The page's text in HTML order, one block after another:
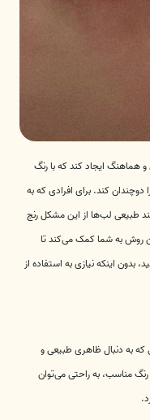
هماهنگ ایجاد کند که با رنگ
کند. برای افرادی که به
طبیعی لب‌ها از این مشکل رنج
روش به شما کمک می‌کند تا
اینکه نیازی به استفاده از
که به دنبال ظاهری طبیعی و
مناسب، به راحتی می‌توان